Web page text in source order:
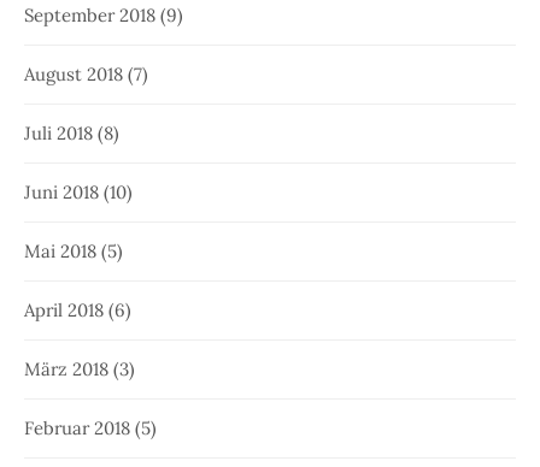
September 2018 (9)
August 2018 (7)
Juli 2018 (8)
Juni 2018 (10)
Mai 2018 (5)
April 2018 (6)
März 2018 (3)
Februar 2018 (5)